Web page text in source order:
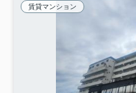
賃貸マンション